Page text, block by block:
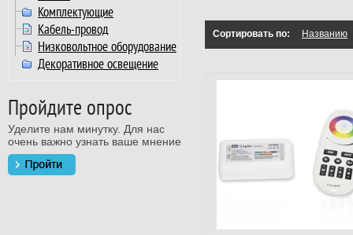
Комплектующие
Кабель-провод
Низковольтное оборудование
Декоративное освещение
Пройдите опрос
Уделите нам минутку. Для нас
очень важно узнать ваше мнение
Сортировать по: Названию